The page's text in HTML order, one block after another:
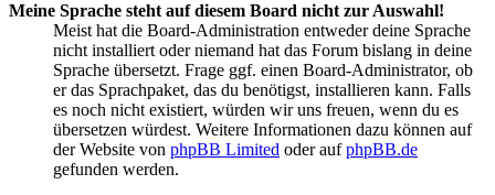
Meine Sprache steht auf diesem Board nicht zur Auswahl!
Meist hat die Board-Administration entweder deine Sprache
nicht installiert oder niemand hat das Forum bislang in deine
Sprache übersetzt. Frage ggf. einen Board-Administrator, ob
er das Sprachpaket, das du benötigst, installieren kann. Falls
es noch nicht existiert, würden wir uns freuen, wenn du es
übersetzen würdest. Weitere Informationen dazu können auf
der Website von phpBB Limited oder aufphpBB.de
gefunden werden.